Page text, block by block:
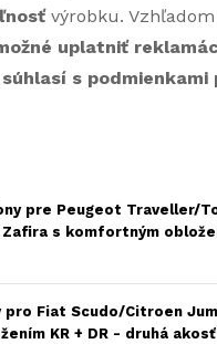
výrobku.
uplatniť
s
pre Peugeot Traveller/
s komfortným
Fiat Scudo/Citroen
KR + DR - druhá akosť